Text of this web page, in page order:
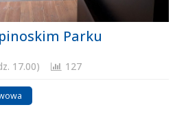
Parku
17.00) 127